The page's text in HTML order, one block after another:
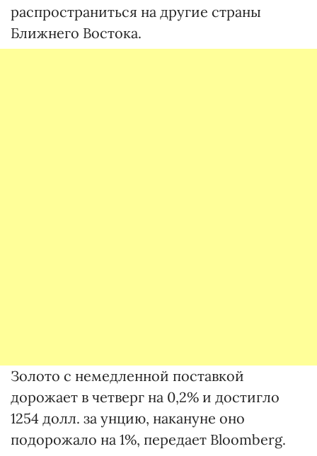
распространиться на другие страны
Ближнего Востока.
Золото с немедленной поставкой
дорожает в четверг на 0,2% и достигло
1254 долл. за унцию, накануне оно
подорожало на 1%, передает Bloomberg.